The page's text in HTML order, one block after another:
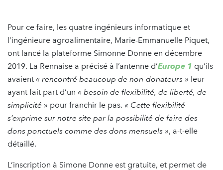
Pour ce faire, les quatre ingénieurs informatique et
l’ingénieure agroalimentaire, Marie-Emmanuelle Piquet,
ont lancé la plateforme Simonne Donne en décembre
2019. La Rennaise a précisé à l’antenne d’Europe 1 qu’ils
avaient « rencontré beaucoup de non-donateurs » leur
ayant fait part d’un « besoin de flexibilité, de liberté, de
simplicité » pour franchir le pas. « Cette flexibilité
s’exprime sur notre site par la possibilité de faire des
dons ponctuels comme des dons mensuels », a-t-elle
détaillé.
L’inscription à Simone Donne est gratuite, et permet de